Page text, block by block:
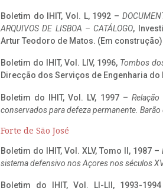
Boletim do IHIT, Vol. L, 1992 –
ARQUIVOS DE LISBOA – CATÁLOGO,
Artur Teodoro de Matos. (Em construção)
Boletim do IHIT, Vol. LIV, 1996, Tombos
Direcção dos Serviços de Engenharia do
Boletim do IHIT, Vol. LV, 1997 –
conservados para defeza permanente. Barão
Forte de São José
Boletim do IHIT, Vol. XLV, Tomo II, 1987 –
sistema defensivo nos Açores nos séculos
Boletim do IHIT, Vol. LI-LII, 1993-